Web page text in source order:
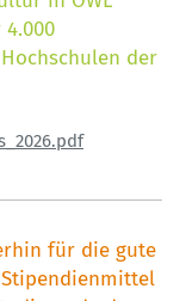
der
für die gute
Stipendienmittel